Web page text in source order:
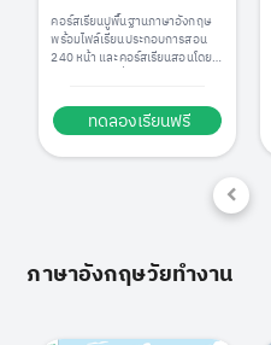
คล่องใน 21 วัน by
KruDew
คอร์สเรียนปูพื้นฐานภาษาอังกฤษ
พร้อมไฟล์เรียนประกอบการสอน
240 หน้า และคอร์สเรียนสอนโดย
ทดลองเรียนฟรี
ภาษาอังกฤษวัยทำงาน